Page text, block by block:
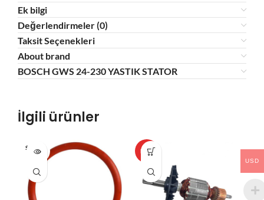
Ek bilgi
Değerlendirmeler (0)
Taksit Seçenekleri
About brand
BOSCH GWS 24-230 YASTIK STATOR
İlgili ürünler
SOLD O
UT
HOT
USD